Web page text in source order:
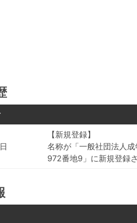
【新規登録】
名称が「一般社団法人
972番地9」に新規登録